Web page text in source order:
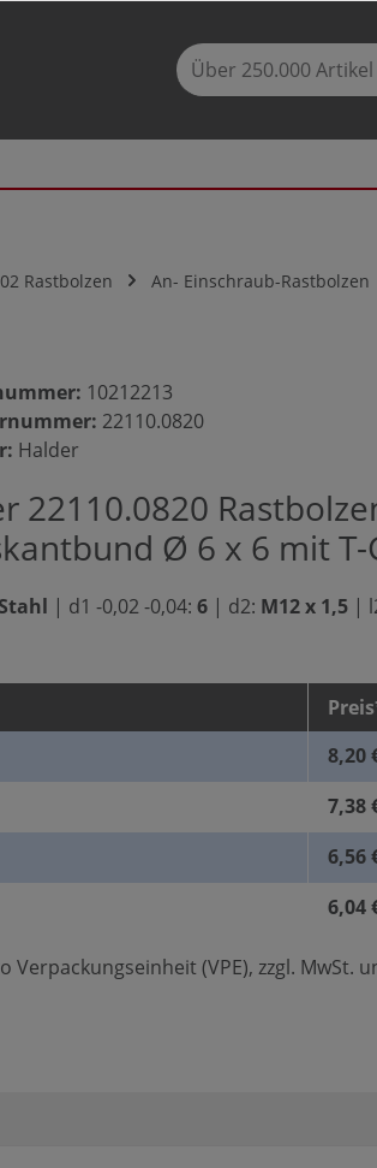
02 Rastbolzen An- Einschraub-Rastbolzen
10212213
22110.0820
Halder
22110.0820
Ø 6 x 6 mit T-
Stahl | d1 -0,02 -0,04: 6 | d2: M12 x 1,5 |
8,20
7,38
6,56
6,04
Verpackungseinheit (VPE), zzgl. MwSt.